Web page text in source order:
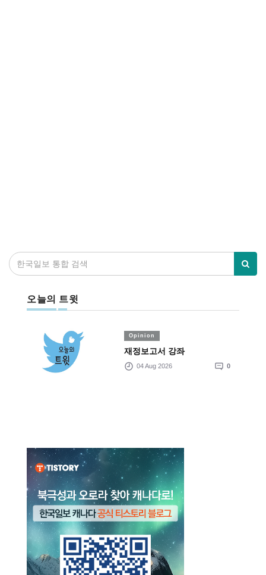
오늘의 트윗
Opinion
재정보고서 강좌
04 Aug 2026 0